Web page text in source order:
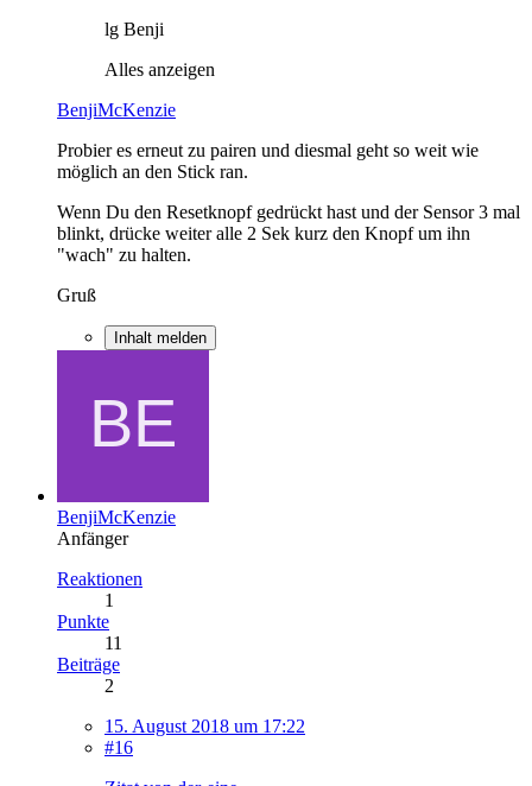
lg Benji
Alles anzeigen
BenjiMcKenzie
Probier es erneut zu pairen und diesmal geht so weit wie
möglich an den Stick ran.
Wenn Du den Resetknopf gedrückt hast und der Sensor 3 mal
blinkt, drücke weiter alle 2 Sek kurz den Knopf um ihn
"wach" zu halten.
Gruß
Inhalt melden
BenjiMcKenzie
Anfänger
Reaktionen
1
Punkte
11
Beiträge
2
15. August 2018 um 17:22
#16